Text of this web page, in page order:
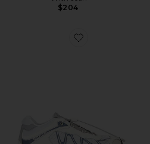
$204
Favorite XT-